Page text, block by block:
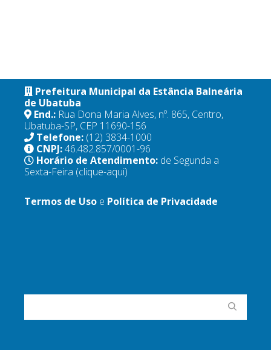
Prefeitura Municipal da Estância Balneária
de Ubatuba
End.: Rua Dona Maria Alves, nº. 865, Centro,
Ubatuba-SP, CEP 11690-156
Telefone: (12) 3834-1000
CNPJ:46.482.857/0001-96
Horário de Atendimento: de Segunda a
Sexta-Feira (clique-aqui)
Termos de Uso e Política de Privacidade